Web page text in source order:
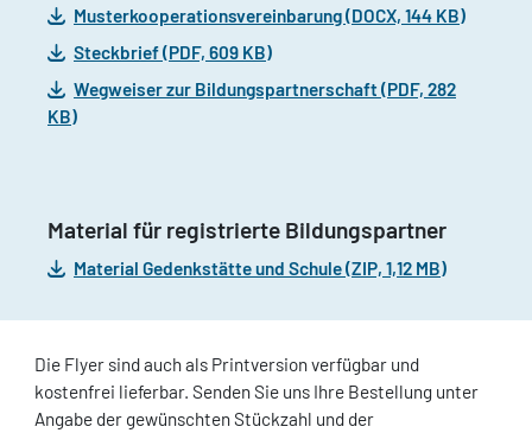
Musterkooperationsvereinbarung (DOCX, 144 KB)
Steckbrief (PDF, 609 KB)
Wegweiser zur Bildungspartnerschaft (PDF, 282
KB)
Material für registrierte Bildungspartner
Material Gedenkstätte und Schule (ZIP, 1,12 MB)
Die Flyer sind auch als Printversion verfügbar und
kostenfrei lieferbar. Senden Sie uns Ihre Bestellung unter
Angabe der gewünschten Stückzahl und der